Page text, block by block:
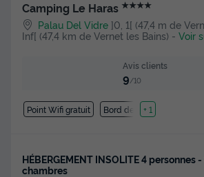
Camping Le Haras ★★★★
Palau Del Vidre ]0, 1[ (47,4 m de
Inf[ (47,4 km de Vernet les Bains) - Voir
Avis clients
9/10
Point Wifi gratuit Bord de mer
+ 1
HÉBERGEMENT INSOLITE 4 personnes
chambres